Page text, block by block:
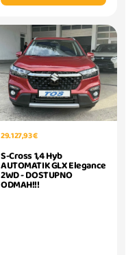
29.127,93 €
S-Cross 1,4 Hyb
AUTOMATIK GLX Elegance
2WD - DOSTUPNO
ODMAH!!!